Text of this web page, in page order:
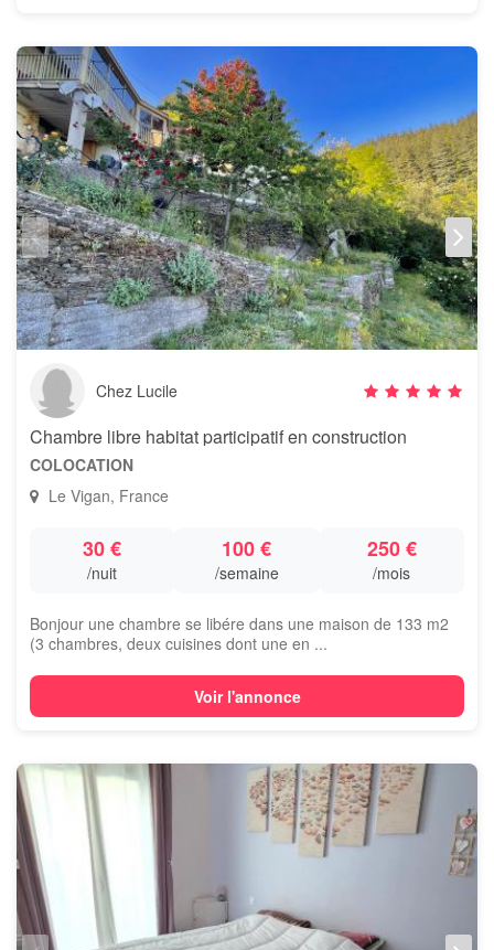
Chez Lucile
Chambre libre habitat participatif en construction
COLOCATION
Le Vigan, France
30 €
/nuit
100 €
/semaine
250 €
/mois
Bonjour une chambre se libére dans une maison de 133 m2
(3 chambres, deux cuisines dont une en ...
Voir l'annonce